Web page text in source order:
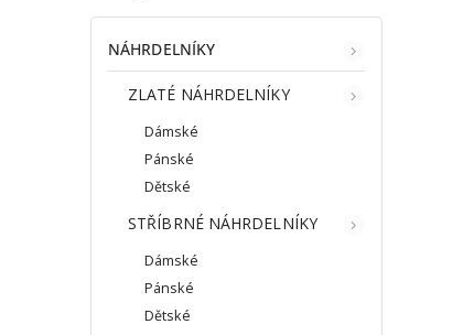
NÁHRDELNÍKY
ZLATÉ NÁHRDELNÍKY
Dámské
Pánské
Dětské
STŘÍBRNÉ NÁHRDELNÍKY
Dámské
Pánské
Dětské